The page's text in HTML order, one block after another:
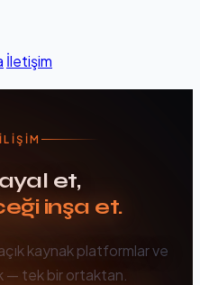
İletişim
et,
inşa et.
kaynak platformlar ve
— tek bir ortaktan.